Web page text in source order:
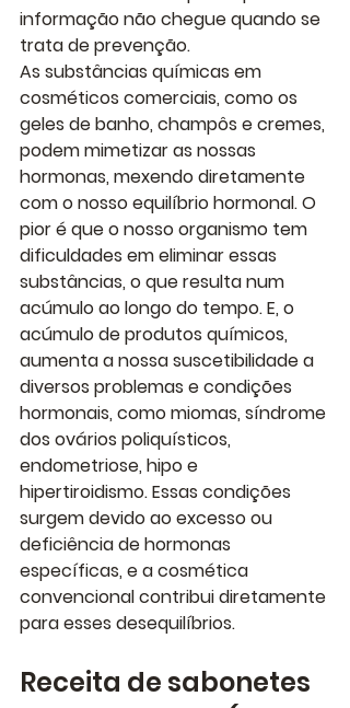
informação não chegue quando se
trata de prevenção.
As substâncias químicas em
cosméticos comerciais, como os
geles de banho, champôs e cremes,
podem mimetizar as nossas
hormonas, mexendo diretamente
com o nosso equilíbrio hormonal. O
pior é que o nosso organismo tem
dificuldades em eliminar essas
substâncias, o que resulta num
acúmulo ao longo do tempo. E, o
acúmulo de produtos químicos,
aumenta a nossa suscetibilidade a
diversos problemas e condições
hormonais, como miomas, síndrome
dos ovários poliquísticos,
endometriose, hipo e
hipertiroidismo. Essas condições
surgem devido ao excesso ou
deficiência de hormonas
específicas, e a cosmética
convencional contribui diretamente
para esses desequilíbrios.
Receita de sabonetes